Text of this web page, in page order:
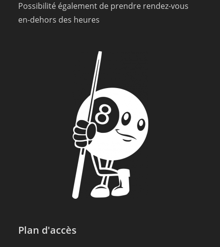
Possibilité également de prendre rendez-vous
en-dehors des heures
Plan d'accès